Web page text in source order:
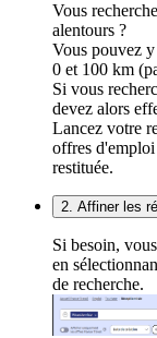
Vous
alentours ?
Vous pouvez
0 et 100 km
Si vous
devez alors
Lancez votre
offres d'emploi
restituée.
2. Affiner les
Si besoin,
en
de recherche.